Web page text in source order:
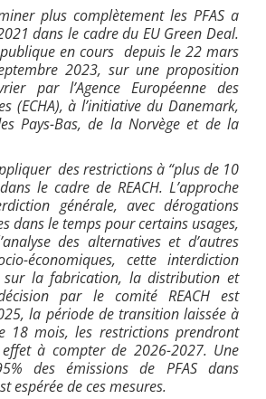
er plus complètement les PFAS a
dans le cadre du EU Green Deal.
en cours depuis le 22 mars
2023, sur une proposition
par l’Agence Européenne des
(ECHA), à l’initiative du Danemark,
Pays-Bas,de la Norvège et de la
des restrictions à “plus de 10
le cadre de REACH. L’approche
générale, avec dérogations
dans le temps pour certains usages,
des alternatives et d’autres
économiques, cette interdiction
la fabrication, la distribution et
par le comité REACH est
la période de transition laissée à
18 mois, les restrictions prendront
à compter de 2026-2027. Une
des émissions de PFAS dans
espérée de ces mesures.